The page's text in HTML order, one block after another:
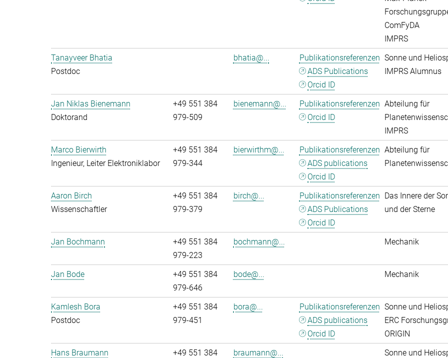
ComFyDA
IMPRS
Tanayveer Bhatia
Postdoc
bhatia@...
Publikationsreferenzen
ADS Publications
Orcid ID
Sonne und
IMPRS Alumnus
Jan Niklas Bienemann
Doktorand
+49 551 384
979-509
bienemann@...
Publikationsreferenzen
Orcid ID
Abteilung für
IMPRS
Marco Bierwirth
Ingenieur, Leiter Elektroniklabor
+49 551 384
979-344
bierwirthm@...
Publikationsreferenzen
ADS publications
Orcid ID
Abteilung für
Aaron Birch
Wissenschaftler
+49 551 384
979-379
birch@...
Publikationsreferenzen
ADS Publications
Orcid ID
Das Innere der
und der Sterne
Jan Bochmann
+49 551 384
979-223
bochmann@... Mechanik
Jan Bode
+49 551 384
979-646
bode@... Mechanik
Kamlesh Bora
Postdoc
+49 551 384
979-451
bora@...
Publikationsreferenzen
ADS publications
Orcid ID
Sonne und
ERC
ORIGIN
Hans Braumann
+49 551 384
braumann@... Sonne und